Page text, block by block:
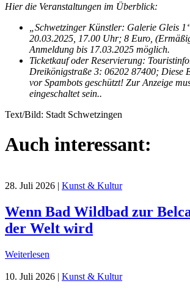
Hier die Veranstaltungen im Überblick:
„Schwetzinger Künstler: Galerie Gleis
20.03.2025, 17.00 Uhr; 8 Euro,
Anmeldung bis 17.03.2025 möglich.
Ticketkauf oder Reservierung:
Dreikönigstraße 3: 06202 87400; Diese
vor Spambots geschützt! Zur Anzeige
eingeschaltet sein..
Text/Bild: Stadt Schwetzingen
Auch interessant:
28. Juli 2026 | Kunst & Kultur
Wenn Bad Wildbad zur
der Welt wird
Weiterlesen
10. Juli 2026 | Kunst & Kultur